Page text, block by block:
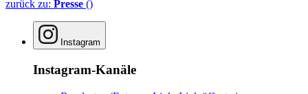
zurück zu: Presse ()
Instagram
Instagram-Kanäle